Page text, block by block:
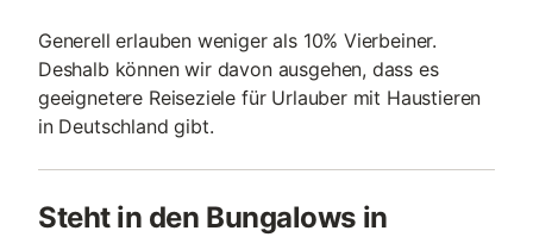
Generell erlauben weniger als 10% Vierbeiner.
Deshalb können wir davon ausgehen, dass es
geeignetere Reiseziele für Urlauber mit Haustieren
in Deutschland gibt.
Steht in den Bungalows in